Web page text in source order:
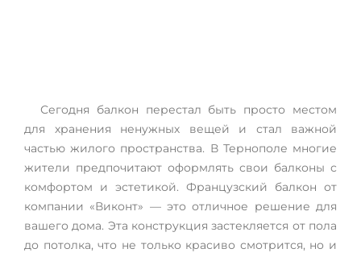
Сегодня балкон перестал быть просто местом
для хранения ненужных вещей и стал важной
частью жилого пространства. В Тернополе многие
жители предпочитают оформлять свои балконы с
комфортом и эстетикой. Французский балкон от
компании «Виконт» — это отличное решение для
вашего дома. Эта конструкция застекляется от пола
до потолка, что не только красиво смотрится, но и